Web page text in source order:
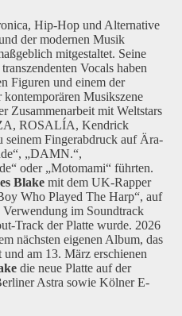
Hip-Hop und Alternative
der modernen Musik
mitgestaltet. Seine
Vocals haben
Figuren und einem der
kontemporären Musikszene
Zusammenarbeit mit Weltstars
ROSALÍA, Kendrick
seinem Fingerabdruck auf Ära-
„DAMN.“,
oder „Motomami“ führten.
Blake mit dem UK-Rapper
Who Played The Harp“, auf
Verwendung im Soundtrack
Track der Platte wurde. 2026
nächsten eigenen Album, das
und am 13. März erschienen
die neue Platte auf der
Astra sowie Kölner E-